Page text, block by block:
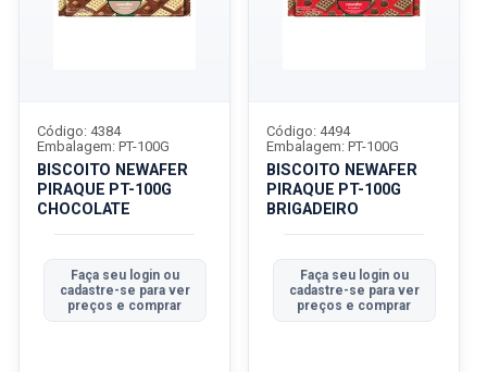
BISCOITO NEWAFER
PIRAQUE PT-100G
CHOCOLATE
Código: 4384
Embalagem: PT-100G
Faça seu login ou
cadastre-se para ver
preços e comprar
BISCOITO NEWAFER
PIRAQUE PT-100G
BRIGADEIRO
Código: 4494
Embalagem: PT-100G
Faça seu login ou
cadastre-se para ver
preços e comprar